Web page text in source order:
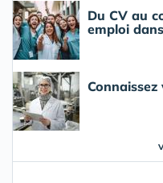
Du CV au
emploi